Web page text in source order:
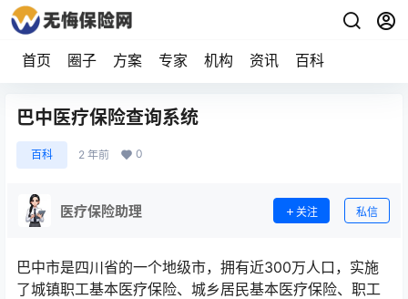
首页 圈子 方案 专家 机构 资讯 百科
巴中医疗保险查询系统
百科 2 年前 0
医疗保险助理 关注 私信
巴中市是四川省的一个地级市，拥有近300万人口，实施
了城镇职工基本医疗保险、城乡居民基本医疗保险、职工